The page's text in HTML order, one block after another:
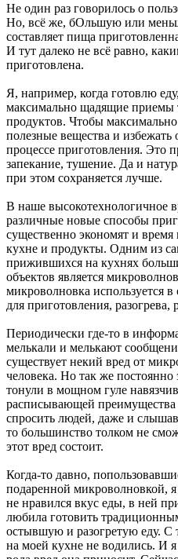
Не один раз говорилось о
Но, всё же, бОльшую или
составляет пища
И тут далеко не всё равно,
приготовлена.
Я, например, когда готовлю
максимально щадящие приемы
продуктов. Чтобы
полезные вещества и избежать
процессе приготовления. Это
запекание, тушение. Да и
при этом сохраняется лучше.
В наше высокотехнологичное
различные новые способы
существенно экономят и
кухне и продукты. Одним из
прижившихся на кухнях
объектов является
микроволновка используется
для приготовления,
Периодически где-то в
мелькали и мелькают
существует некий вред от
человека. Но так же постоянно
тонули в мощном гуле
расписывающей
спросить людей, даже и
то большинство толком не
этот вред состоит.
Когда-то давно,
подаренной микроволновкой,
не нравился вкус еды, в ней
любила готовить
остывшую и разогретую еду. С
на моей кухне не водились. И